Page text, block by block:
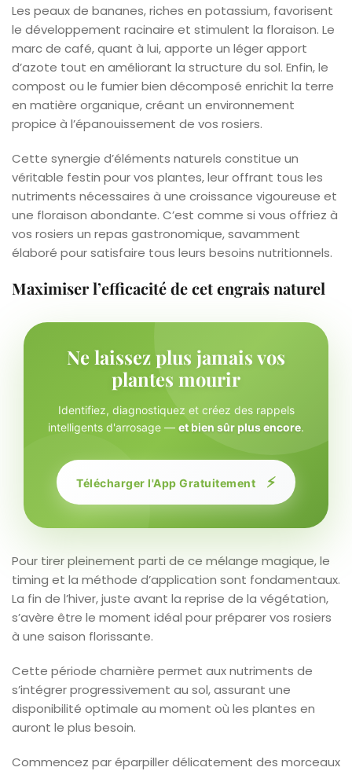
Les peaux de bananes, riches en potassium, favorisent
le développement racinaire et stimulent la floraison. Le
marc de café, quant à lui, apporte un léger apport
d’azote tout en améliorant la structure du sol. Enfin, le
compost ou le fumier bien décomposé enrichit la terre
en matière organique, créant un environnement
propice à l’épanouissement de vos rosiers.
Cette synergie d’éléments naturels constitue un
véritable festin pour vos plantes, leur offrant tous les
nutriments nécessaires à une croissance vigoureuse et
une floraison abondante. C’est comme si vous offriez à
vos rosiers un repas gastronomique, savamment
élaboré pour satisfaire tous leurs besoins nutritionnels.
Maximiser l’efficacité de cet engrais naturel
Ne laissez plus jamais vos
plantes mourir
Identifiez, diagnostiquez et créez des rappels
intelligents d'arrosage — et bien sûr plus encore.
Télécharger l'App Gratuitement ⚡
Pour tirer pleinement parti de ce mélange magique, le
timing et la méthode d’application sont fondamentaux.
La fin de l’hiver, juste avant la reprise de la végétation,
s’avère être le moment idéal pour préparer vos rosiers
à une saison florissante.
Cette période charnière permet aux nutriments de
s’intégrer progressivement au sol, assurant une
disponibilité optimale au moment où les plantes en
auront le plus besoin.
Commencez par éparpiller délicatement des morceaux